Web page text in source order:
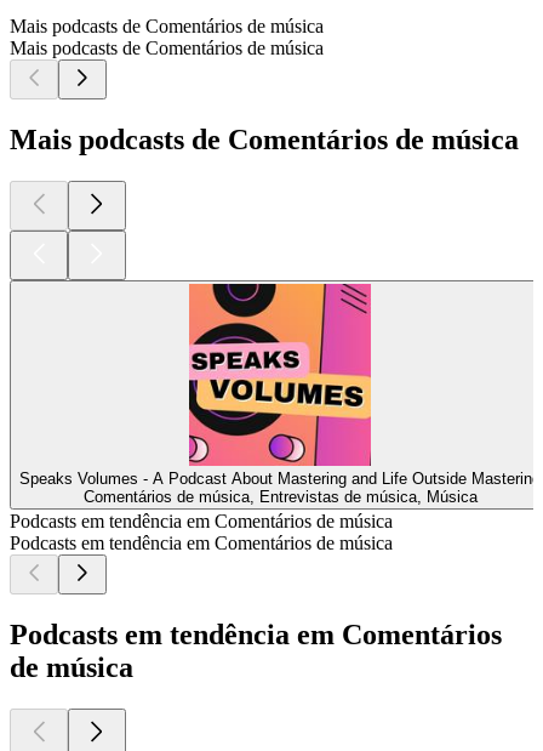
Mais podcasts de Comentários de música
Mais podcasts de Comentários de música
Mais podcasts de Comentários de música
Speaks Volumes - A Podcast About Mastering and Life Outside Mastering
Comentários de música, Entrevistas de música, Música
Podcasts em tendência em Comentários de música
Podcasts em tendência em Comentários de música
Podcasts em tendência em Comentários
de música